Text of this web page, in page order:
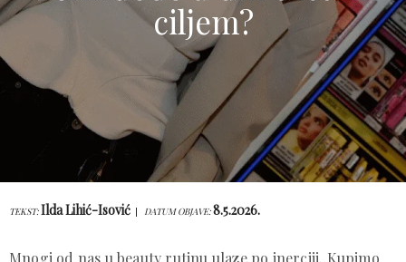
ciljem?
TEKST:Ilda Lihić-Isović DATUM OBJAVE:8.5.2026.
Mnogi od nas u beauty rutinu ulaze po inerciji. Kupimo